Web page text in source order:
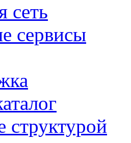
сеть
сервисы
структурой